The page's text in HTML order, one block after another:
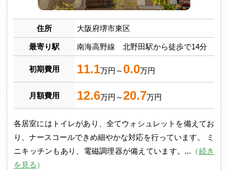
住所 大阪府堺市東区
最寄り駅 南海高野線 北野田駅から徒歩で14分
初期費用 11.1万円～ 0.0万円
月額費用 12.6万円～20.7万円
各居室にはトイレがあり、全てウォシュレットを備えてお
り、ナースコールできめ細やかな対応を行っています。 ミ
ニキッチンもあり、電磁調理器が備えています。... （続き
を見る ）